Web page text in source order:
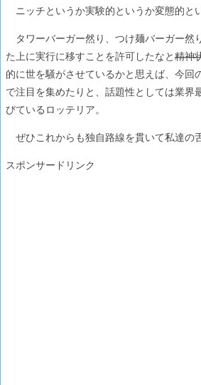
ニッチというか実験的というか変態的と
タワーバーガー然り、つけ麺バーガー然
た上に実行に移すことを許可したなと精神
的に世を騒がさせているかと思えば、今
で注目を集めたりと、話題性としては業
びているロッテリア。
ぜひこれからも独自路線を貫いて私達の
スポンサードリンク